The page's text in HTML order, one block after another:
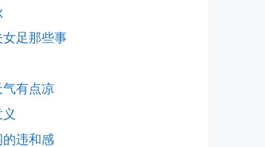
女足那些事
气有点凉
的违和感